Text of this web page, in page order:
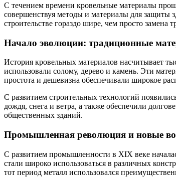
С течением времени кровельные материалы
совершенствуя методы и материалы для защиты
строительстве гораздо шире, чем просто замена
Начало эволюции: традиционные
История кровельных материалов насчитывает
использовали солому, дерево и камень. Эти
простота и дешевизна обеспечивали широкое
С развитием строительных технологий
дождя, снега и ветра, а также обеспечили
общественных зданий.
Промышленная революция и новые
С развитием промышленности в XIX веке
стали широко использоваться в различных
тот период металл использовался